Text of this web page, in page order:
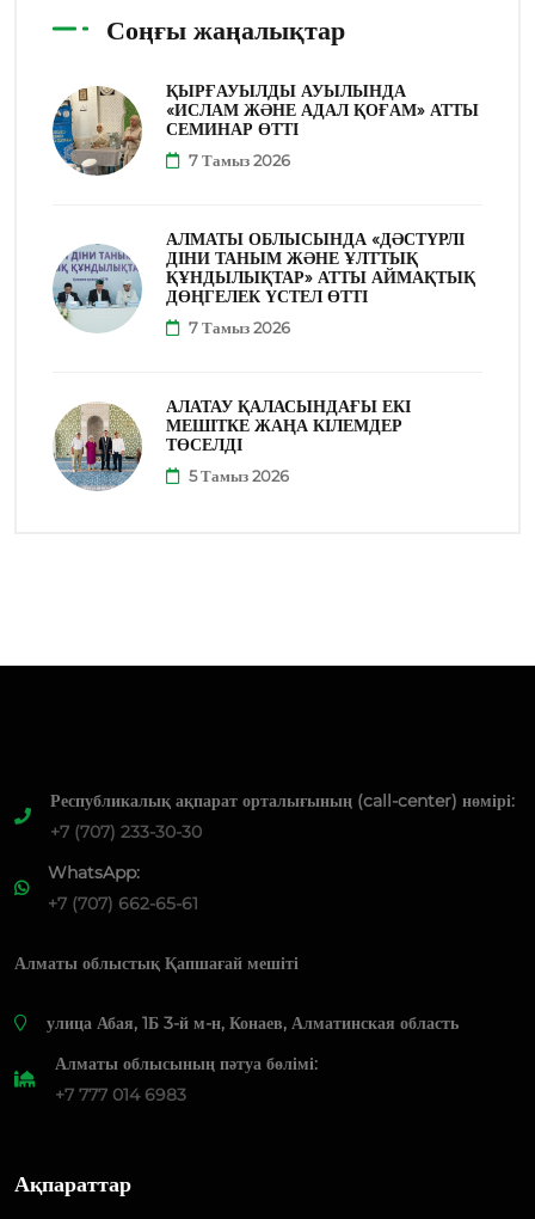
Соңғы жаңалықтар
ҚЫРҒАУЫЛДЫ АУЫЛЫНДА
«ИСЛАМ ЖӘНЕ АДАЛ ҚОҒАМ» АТТЫ
СЕМИНАР ӨТТІ
7 Тамыз 2026
АЛМАТЫ ОБЛЫСЫНДА «ДӘСТҮРЛІ
ДІНИ ТАНЫМ ЖӘНЕ ҰЛТТЫҚ
ҚҰНДЫЛЫҚТАР» АТТЫ АЙМАҚТЫҚ
ДӨҢГЕЛЕК ҮСТЕЛ ӨТТІ
7 Тамыз 2026
АЛАТАУ ҚАЛАСЫНДАҒЫ ЕКІ
МЕШІТКЕ ЖАҢА КІЛЕМДЕР
ТӨСЕЛДІ
5 Тамыз 2026
Республикалық ақпарат орталығының (call-center) нөмірі:
+7 (707) 233-30-30
WhatsApp:
+7 (707) 662-65-61
Алматы облыстық Қапшағай мешіті
​улица Абая, 1Б 3-й м-н, Конаев, Алматинская область
Алматы облысының пәтуа бөлімі:
+7 777 014 6983
Ақпараттар